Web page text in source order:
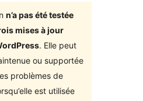
n’a pas été testée
mises à jour
. Elle peut
ou supportée
problèmes de
est utilisée